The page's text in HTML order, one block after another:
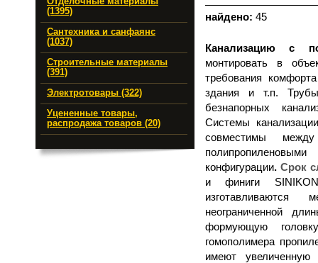
(1395)
Сантехника и санфаянс
(1037)
Строительные материалы
(391)
Электротовары (322)
Уцененные товары,
распродажа товаров (20)
найдено: 45
Канализацию с
монтировать в
требования
здания и т.п.
безнапорных
Системы
совместимы
конфигурации. Cрок
и финиги
изготавливаются
неограниченной
формующую
гомополимера
имеют